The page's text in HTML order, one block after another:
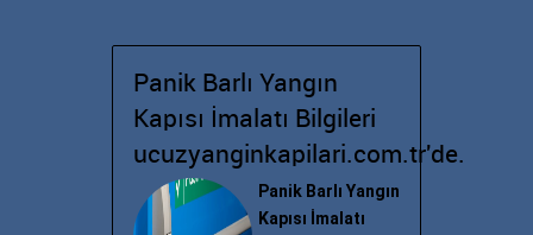
Panik Barlı Yangın
Kapısı İmalatı Bilgileri
ucuzyanginkapilari.com.tr'de.
Panik Barlı Yangın
Kapısı İmalatı